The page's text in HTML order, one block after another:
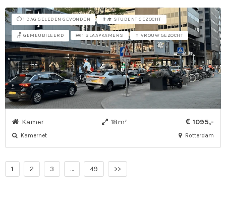
⏱️ 1 DAG GELEDEN GEVONDEN 👨‍🎓 STUDENT GEZOCHT
🪑 GEMEUBILEERD 🛌 1 SLAAPKAMERS ♀ VROUW GEZOCHT
Kamer 18m² 1095,-
Kamernet Rotterdam
1 2 3 … 49 >>